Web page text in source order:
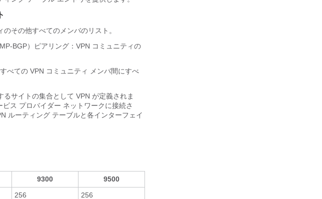
その他すべてのメンバのリスト。
BGP）ピアリング：VPN コミュニティの
べての VPN コミュニティ メンバ間にすべ
サイトの集合として VPN が定義されま
ス プロバイダー ネットワークに接続さ
ルーティング テーブルと各インターフェイ
9300
9500
256
256